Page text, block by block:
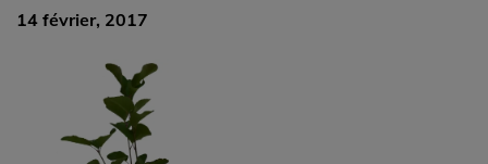
14 février, 2017